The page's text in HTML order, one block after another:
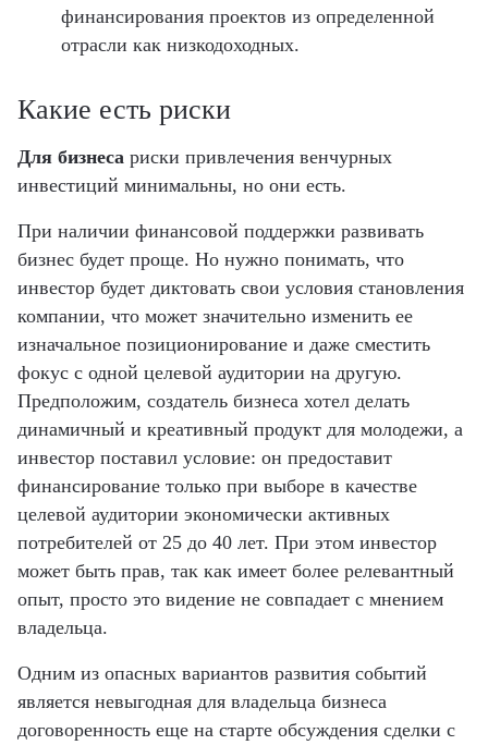
финансирования проектов из определенной
отрасли как низкодоходных.
Какие есть риски
Для бизнеса риски привлечения венчурных
инвестиций минимальны, но они есть.
При наличии финансовой поддержки развивать
бизнес будет проще. Но нужно понимать, что
инвестор будет диктовать свои условия становления
компании, что может значительно изменить ее
изначальное позиционирование и даже сместить
фокус с одной целевой аудитории на другую.
Предположим, создатель бизнеса хотел делать
динамичный и креативный продукт для молодежи, а
инвестор поставил условие: он предоставит
финансирование только при выборе в качестве
целевой аудитории экономически активных
потребителей от 25 до 40 лет. При этом инвестор
может быть прав, так как имеет более релевантный
опыт, просто это видение не совпадает с мнением
владельца.
Одним из опасных вариантов развития событий
является невыгодная для владельца бизнеса
договоренность еще на старте обсуждения сделки с